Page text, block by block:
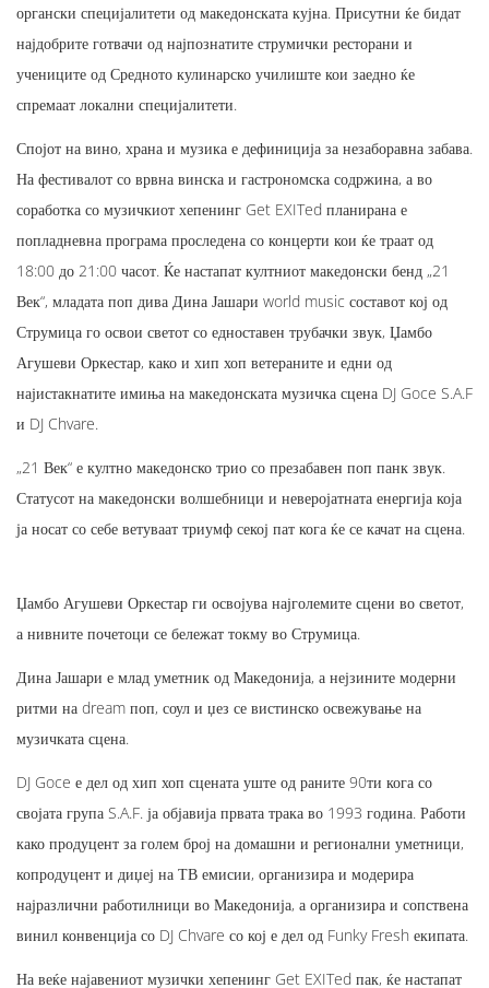
органски специјалитети од македонската кујна. Присутни ќе бидат
најдобрите готвачи од најпознатите струмички ресторани и
учениците од Средното кулинарско училиште кои заедно ќе
спремаат локални специјалитети.
Спојот на вино, храна и музика е дефиниција за незаборавна забава.
На фестивалот со врвна винска и гастрономска содржина, а во
соработка со музичкиот хепенинг Get EXITed планирана е
попладневна програма проследена со концерти кои ќе траат од
18:00 до 21:00 часот. Ќе настапат култниот македонски бенд „21
Век“, младата поп дива Дина Јашари world music составот кој од
Струмица го освои светот со едноставен трубачки звук, Џамбо
Агушеви Оркестар, како и хип хоп ветераните и едни од
најистакнатите имиња на македонската музичка сцена DJ Goce S.A.F
и DJ Chvare.
„21 Век“ е култно македонско трио со презабавен поп панк звук.
Статусот на македонски волшебници и неверојатната енергија која
ја носат со себе ветуваат триумф секој пат кога ќе се качат на сцена.
Џамбо Агушеви Оркестар ги освојува најголемите сцени во светот,
а нивните почетоци се бележат токму во Струмица.
Дина Јашари е млад уметник од Македонија, а нејзините модерни
ритми на dream поп, соул и џез се вистинско освежување на
музичката сцена.
DJ Goce е дел од хип хоп сцената уште од раните 90ти кога со
својата група S.A.F. ја објавија првата трака во 1993 година. Работи
како продуцент за голем број на домашни и регионални уметници,
копродуцент и диџеј на ТВ емисии, организира и модерира
најразлични работилници во Македонија, а организира и сопствена
винил конвенција со DJ Chvare со кој е дел од Funky Fresh екипата.
На веќе најавениот музички хепенинг Get EXITed пак, ќе настапат